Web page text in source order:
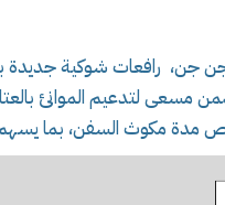
رافعات شوكية جديدة بقدرة
مسعى لتدعيم الموانئ
مدة مكوث السفن، بما